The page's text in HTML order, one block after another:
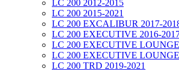
LC 200 2012-2015
LC 200 2015-2021
LC 200 EXCALIBUR 2017-
LC 200 EXECUTIVE 2016-
LC 200 EXECUTIVE
LC 200 EXECUTIVE LOUNGE
LC 200 TRD 2019-2021